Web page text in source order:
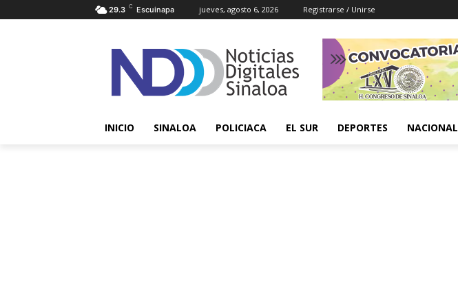
29.3 C Escuinapa jueves, agosto 6, 2026 Registrarse / Unirse
INICIO SINALOA POLICIACA EL SUR DEPORTES NACIONAL